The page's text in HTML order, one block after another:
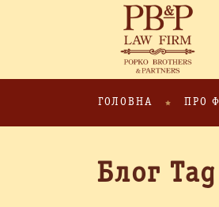
ГОЛОВНА ПРО
Блог Tag